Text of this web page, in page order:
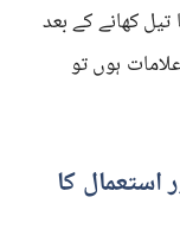
تیل کھانے کے بعد
ہوں تو
استعمال کا